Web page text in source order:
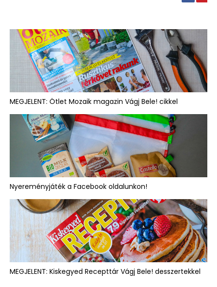
MEGJELENT: Ötlet Mozaik magazin Vágj Bele! cikkel
Nyereményjáték a Facebook oldalunkon!
MEGJELENT: Kiskegyed Recepttár Vágj Bele! desszertekkel